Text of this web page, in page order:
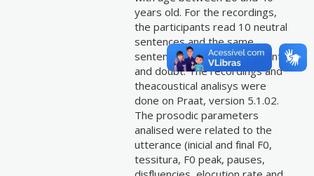
years old. For the recordings,
the participants read 10 neutral
sentences and the same
sentences expressing certainty
and doubt. The recordings and
theacoustical analisys were
done on Praat, version 5.1.02.
The prosodic parameters
analised were related to the
utterance (inicial and final F0,
tessitura, F0 peak, pauses,